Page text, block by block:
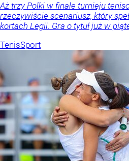
Aż trzy Polki w finale turnieju
rzeczywiście scenariusz, który
kortach Legii. Gra o tytuł już w
TenisSport